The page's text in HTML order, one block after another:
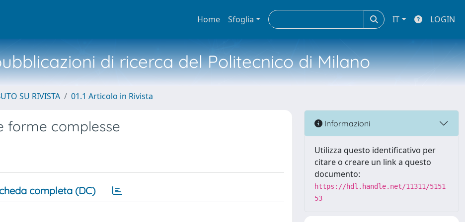
Home Sfoglia IT LOGIN
di ricerca del Politecnico di Milano
SU RIVISTA 01.1 Articolo in Rivista
forme complesse
completa (DC)
Informazioni
Utilizza questo identificativo per
citare o creare un link a questo
documento:
https://hdl.handle.net/11311/5151
53